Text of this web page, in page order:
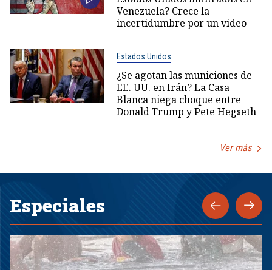
Venezuela? Crece la
incertidumbre por un video
Estados Unidos
¿Se agotan las municiones de
EE. UU. en Irán? La Casa
Blanca niega choque entre
Donald Trump y Pete Hegseth
Ver más
Especiales